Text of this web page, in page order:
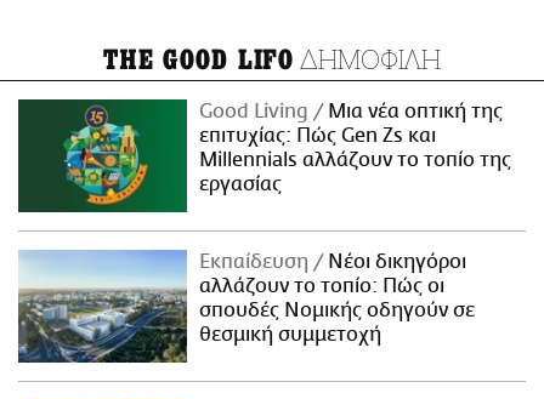
THE GOOD LIFO ΔΗΜΟΦΙΛΗ
Good Living
Μια νέα οπτική της
επιτυχίας: Πώς Gen Zs και
Millennials αλλάζουν το τοπίο της
εργασίας
Εκπαίδευση
Νέοι δικηγόροι
αλλάζουν το τοπίο: Πώς οι
σπουδές Νομικής οδηγούν σε
θεσμική συμμετοχή